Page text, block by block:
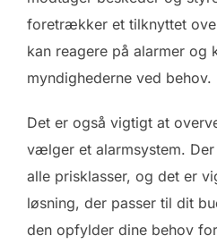
foretrækker et tilknyttet
kan reagere på alarmer og
myndighederne ved behov.
Det er også vigtigt at
vælger et alarmsystem.
alle prisklasser, og det er
løsning, der passer til dit
den opfylder dine behov